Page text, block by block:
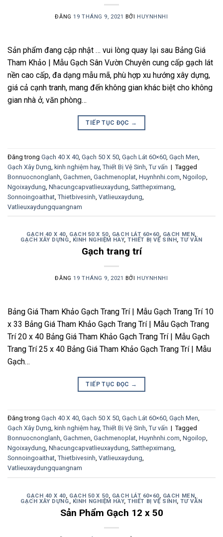
ĐĂNG19 THÁNG 9, 2021 BỞI HUYNHNHI
Sản phẩm đang cập nhật … vui lòng quay lại sau Bảng Giá
Tham Khảo | Mẫu Gạch Sân Vườn Chuyên cung cấp gạch lát
nền cao cấp, đa dạng mẫu mã, phù hợp xu hướng xây dựng,
giá cả cạnh tranh, mang đến không gian khác biệt cho không
gian nhà ở, văn phòng…
TIẾP TỤC ĐỌC →
Đăng trong Gạch 40 X 40 Gạch 50 X 50 Gạch Lát 60×60 Gạch Men
Gạch Xây Dựng kinh nghiệm hay, Thiết Bị Vệ Sinh Tư vấn | Tagged
Bonnuocnonglanh Gachmen Gachmenoplat Huynhnhi.com Ngoilop
Ngoixaydung Nhacungcapvatlieuxaydung Satthepximang
Sonnoingoaithat Thietbivesinh Vatlieuxaydung
Vatlieuxaydungquangnam
GẠCH 40 X 40, GẠCH 50 X 50, GẠCH LÁT 60×60, GẠCH MEN ,
GẠCH XÂY DỰNG, KINH NGHIỆM HAY,THIẾT BỊ VỆ SINH ,TƯ VẤN
Gạch trang trí
ĐĂNG19 THÁNG 9, 2021 BỞI HUYNHNHI
Bảng Giá Tham Khảo Gạch Trang Trí | Mẫu Gạch Trang Trí 10
x 33 Bảng Giá Tham Khảo Gạch Trang Trí | Mẫu Gạch Trang
Trí 20 x 40 Bảng Giá Tham Khảo Gạch Trang Trí | Mẫu Gạch
Trang Trí 25 x 40 Bảng Giá Tham Khảo Gạch Trang Trí | Mẫu
Gạch…
TIẾP TỤC ĐỌC →
Đăng trong Gạch 40 X 40, Gạch 50 X 50, Gạch Lát 60×60, Gạch Men,
Gạch Xây Dựng, kinh nghiệm hay, Thiết Bị Vệ Sinh, Tư vấn | Tagged
Bonnuocnonglanh, Gachmen, Gachmenoplat, Huynhnhi.com, Ngoilop,
Ngoixaydung, Nhacungcapvatlieuxaydung, Satthepximang,
Sonnoingoaithat, Thietbivesinh, Vatlieuxaydung,
Vatlieuxaydungquangnam
GẠCH 40 X 40, GẠCH 50 X 50, GẠCH LÁT 60×60, GẠCH MEN,
GẠCH XÂY DỰNG, KINH NGHIỆM HAY,THIẾT BỊ VỆ SINH,TƯ VẤN
Sản Phẩm Gạch 12 x 50